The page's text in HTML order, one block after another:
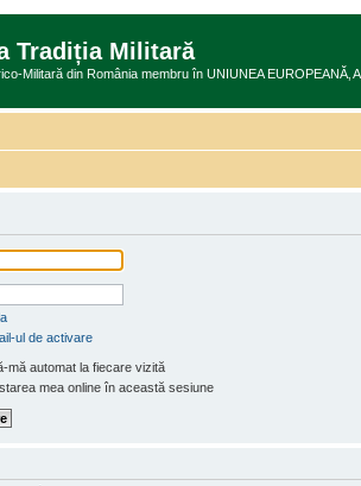
Tradiția Militară
Militară din România membru în UNIUNEA EUROPEANĂ‚
ul de activare
mă automat la fiecare vizită
mea online în această sesiune